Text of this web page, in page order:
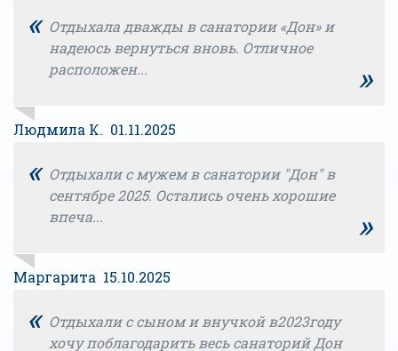
« Отдыхала дважды в санатории «Дон» и
надеюсь вернуться вновь. Отличное
расположен...
»
Людмила К. 01.11.2025
« Отдыхали с мужем в санатории "Дон" в
сентябре 2025. Остались очень хорошие
впеча...
»
Маргарита 15.10.2025
« Отдыхали с сыном и внучкой в2023году
хочу поблагодарить весь санаторий Дон